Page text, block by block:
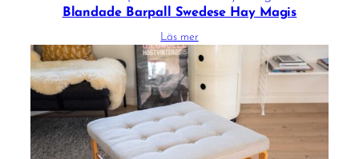
Blandade Barpall Swedese Hay Magis
Läs mer